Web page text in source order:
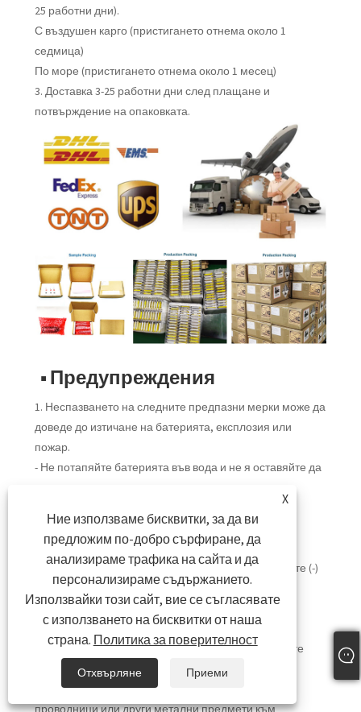
25 работни дни).
С въздушен карго (пристигането отнема около 1
седмица)
По море (пристигането отнема около 1 месец)
3. Доставка 3-25 работни дни след плащане и
потвърждение на опаковката.
■ Предупреждения
1. Неспазването на следните предпазни мерки може да
доведе до изтичане на батерията, експлозия или
пожар.
- Не потапяйте батерията във вода и не я оставяйте да
- Не използвайте и не съхранявайте батерията в
близост до източници на топлина като огън или
нагревател.
- Не обръщайте положителните (+) и отрицателните (-)
клеми.
- Не свързвайте батерията директно към стенен
контакт или гнездо за запалка на кола.
- Не поставяйте батерията в огън и не я нагрявайте
директно.
- Не давайте накъсо батерията, като свързвате
X
Ние използваме бисквитки, за да ви
предложим по-добро сърфиране, да
анализираме трафика на сайта и да
персонализираме съдържанието.
Използвайки този сайт, вие се съгласявате
с използването на бисквитки от наша
страна. Политика за поверителност
Отхвърляне Приеми